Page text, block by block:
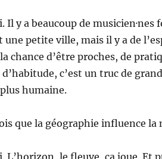
Il y a beaucoup de musicien·nes
une petite ville, mais il y a de
chance d’être proches, de
c’est un truc de
humaine.
que la géographie influence la